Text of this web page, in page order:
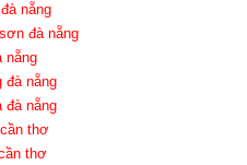
nẵng
đà nẵng
nẵng
đà nẵng
đà nẵng
thơ
thơ